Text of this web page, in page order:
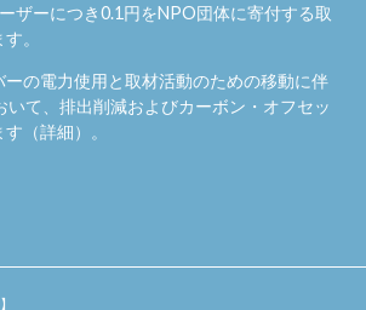
ザーにつき0.1円をNPO団体に寄付する取
。
ーの電力使用と取材活動のための移動に伴
いて、排出削減およびカーボン・オフセッ
す（詳細）。